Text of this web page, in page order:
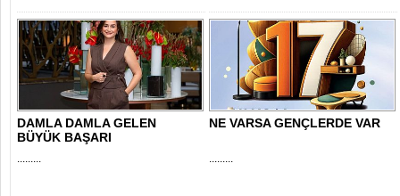
DAMLA DAMLA GELEN
BÜYÜK BAŞARI
.........
NE VARSA GENÇLERDE VAR
.........